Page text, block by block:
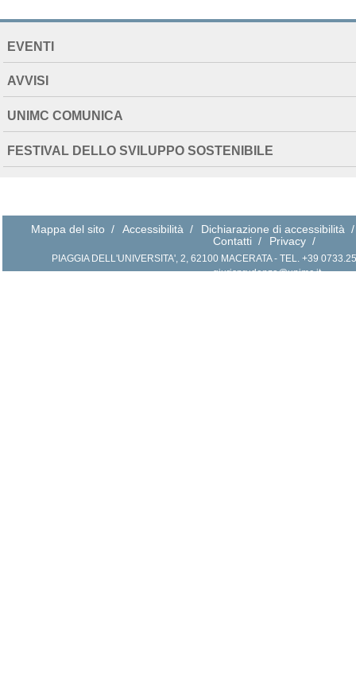
EXTENDED
EVENTI
AVVISI
UNIMC COMUNICA
FESTIVAL DELLO SVILUPPO SOSTENIBILE
Mappa del sito / Accessibilità / Dichiarazione di accessibilità /
Contatti / Privacy /
PIAGGIA DELL'UNIVERSITA', 2, 62100 MACERATA - TEL. +39
giurisprudenza@unimc.it